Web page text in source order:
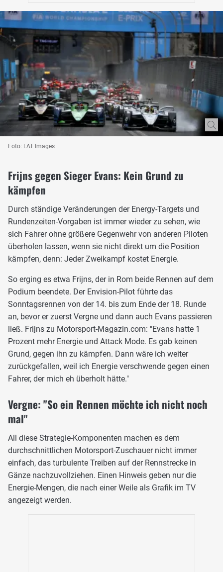
Foto: LAT Images
Frijns gegen Sieger Evans: Kein Grund zu
kämpfen
Durch ständige Veränderungen der Energy-Targets und
Rundenzeiten-Vorgaben ist immer wieder zu sehen, wie
sich Fahrer ohne größere Gegenwehr von anderen Piloten
überholen lassen, wenn sie nicht direkt um die Position
kämpfen, denn: Jeder Zweikampf kostet Energie.
So erging es etwa Frijns, der in Rom beide Rennen auf dem
Podium beendete. Der Envision-Pilot führte das
Sonntagsrennen von der 14. bis zum Ende der 18. Runde
an, bevor er zuerst Vergne und dann auch Evans passieren
ließ. Frijns zu Motorsport-Magazin.com: "Evans hatte 1
Prozent mehr Energie und Attack Mode. Es gab keinen
Grund, gegen ihn zu kämpfen. Dann wäre ich weiter
zurückgefallen, weil ich Energie verschwende gegen einen
Fahrer, der mich eh überholt hätte."
Vergne: "So ein Rennen möchte ich nicht noch
mal"
All diese Strategie-Komponenten machen es dem
durchschnittlichen Motorsport-Zuschauer nicht immer
einfach, das turbulente Treiben auf der Rennstrecke in
Gänze nachzuvollziehen. Einen Hinweis geben nur die
Energie-Mengen, die nach einer Weile als Grafik im TV
angezeigt werden.